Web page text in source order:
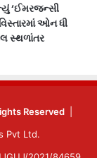
‘ઈમરજન્સી
ઓન ધી
સ્થળાંતર
Reserved
Pvt Ltd.